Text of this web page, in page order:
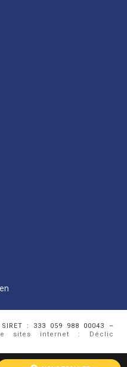
: 333 059 988 00043 –
sites internet : Déclic